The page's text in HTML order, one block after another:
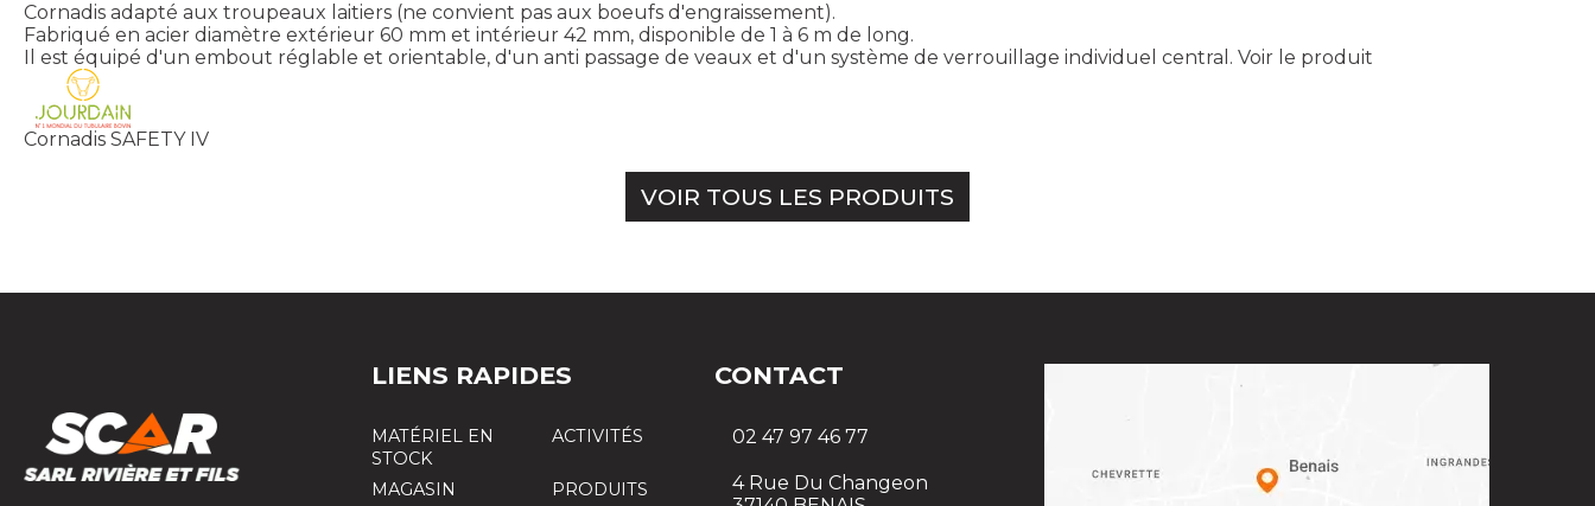
Cornadis adapté aux troupeaux laitiers (ne convient pas aux boeufs d'engraissement).
Fabriqué en acier diamètre extérieur 60 mm et intérieur 42 mm, disponible de 1 à 6 m de long.
Il est équipé d'un embout réglable et orientable, d'un anti passage de veaux et d'un système de verrouillage individuel central. Voir le produit
Cornadis SAFETY IV
VOIR TOUS LES PRODUITS
LIENS RAPIDES
MATÉRIEL EN
STOCK
ACTIVITÉS
MAGASIN PRODUITS
CONTACT
02 47 97 46 77
4 Rue Du Changeon